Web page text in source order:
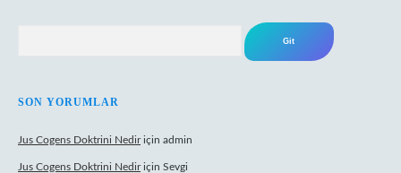
SON YORUMLAR
Jus Cogens Doktrini Nediriçin admin
Jus Cogens Doktrini Nediriçin Sevgi